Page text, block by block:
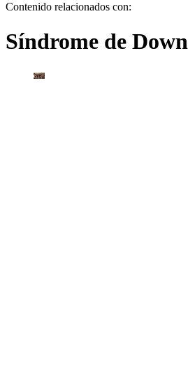
Contenido relacionados con:
Síndrome de Down